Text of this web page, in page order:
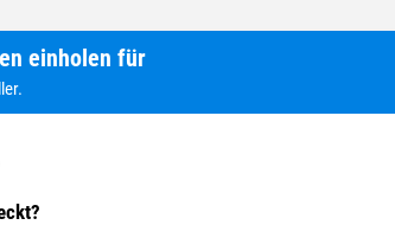
einholen für